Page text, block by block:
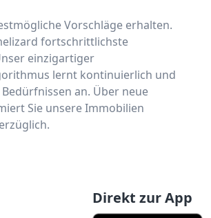
Vorschläge erhalten.
fortschrittlichste
einzigartiger
lernt kontinuierlich und
an. Über neue
Sie unsere Immobilien
Direkt zur App